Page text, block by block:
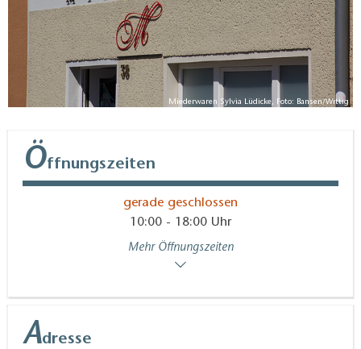
Miederwaren Sylvia Lüdicke, Foto: Bansen/Wittig
Öffnungszeiten
gerade geschlossen
10:00 - 18:00 Uhr
Mehr Öffnungszeiten
Adresse